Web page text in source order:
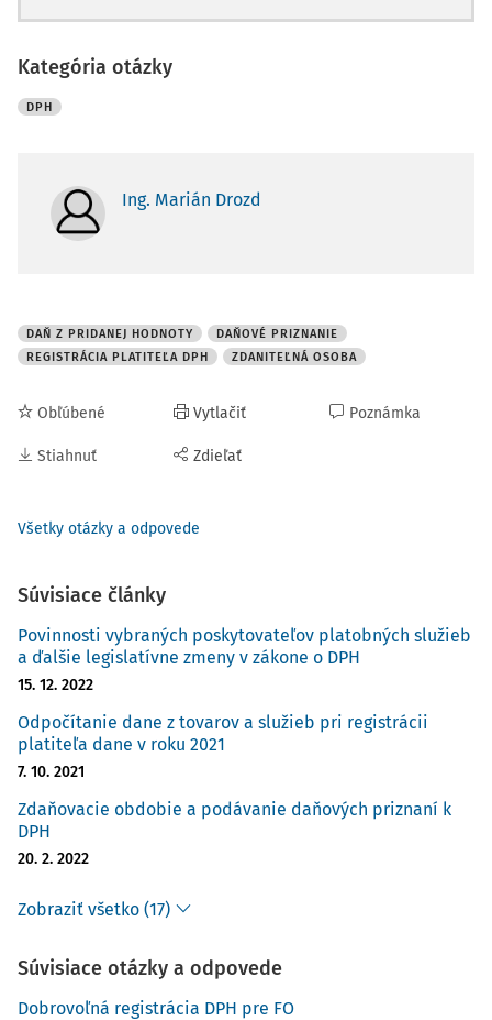
Kategória otázky
DPH
Ing. Marián Drozd
DAŇ Z PRIDANEJ HODNOTY
DAŇOVÉ PRIZNANIE
REGISTRÁCIA PLATITEĽA DPH
ZDANITEĽNÁ OSOBA
Obľúbené
Stiahnuť
Vytlačiť
Zdieľať
Poznámka
Všetky otázky a odpovede
Súvisiace články
Povinnosti vybraných poskytovateľov platobných služieb
a ďalšie legislatívne zmeny v zákone o DPH
15. 12. 2022
Odpočítanie dane z tovarov a služieb pri registrácii
platiteľa dane v roku 2021
7. 10. 2021
Zdaňovacie obdobie a podávanie daňových priznaní k
DPH
20. 2. 2022
Zobraziť všetko (17)
Súvisiace otázky a odpovede
Dobrovoľná registrácia DPH pre FO